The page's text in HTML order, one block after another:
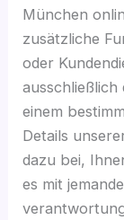
München
zusätzliche
oder
einem
Details
dazu bei,
es mit